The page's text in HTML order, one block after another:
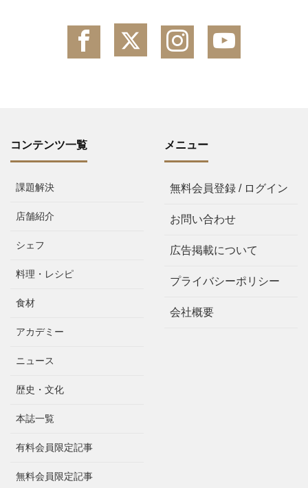
コンテンツ一覧
課題解決
店舗紹介
シェフ
料理・レシピ
食材
アカデミー
ニュース
歴史・文化
本誌一覧
有料会員限定記事
無料会員限定記事
メニュー
無料会員登録 / ログイン
お問い合わせ
広告掲載について
プライバシーポリシー
会社概要